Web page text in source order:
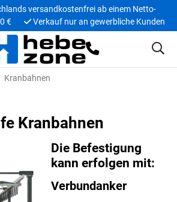
versandkostenfrei ab einem Netto-
€
Verkauf nur an gewerbliche Kunden
Kranbahnen
Kranbahnen
Die Befestigung
kann erfolgen mit:
Verbundanker